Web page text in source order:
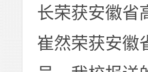
长荣获安徽省
崔然荣获安徽